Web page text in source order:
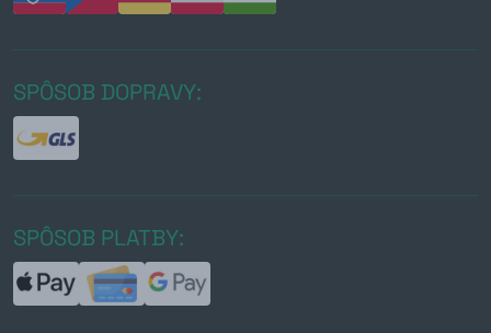
SPÔSOB DOPRAVY:
SPÔSOB PLATBY: